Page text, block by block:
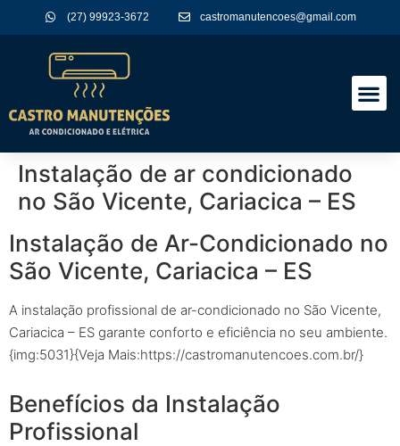
(27) 99923-3672 castromanutencoes@gmail.com
Instalação de ar condicionado
no São Vicente, Cariacica – ES
Instalação de Ar-Condicionado no
São Vicente, Cariacica – ES
A instalação profissional de ar-condicionado no São Vicente,
Cariacica – ES garante conforto e eficiência no seu ambiente.
{img:5031}{Veja Mais:https://castromanutencoes.com.br/}
Benefícios da Instalação
Profissional